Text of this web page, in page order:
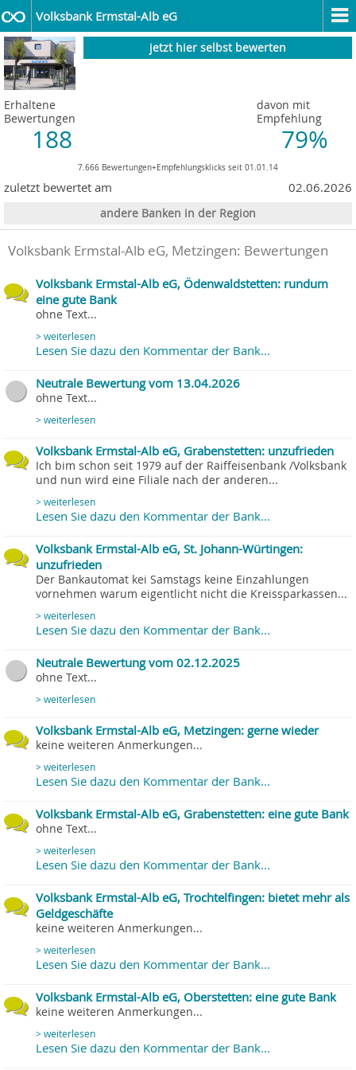
Volksbank Ermstal-Alb eG
jetzt hier selbst bewerten
Erhaltene
Bewertungen
188
davon mit
Empfehlung
79%
7.666 Bewertungen+Empfehlungsklicks seit 01.01.14
zuletzt bewertet am 02.06.2026
andere Banken in der Region
Volksbank Ermstal-Alb eG, Metzingen: Bewertungen
Volksbank Ermstal-Alb eG, Ödenwaldstetten: rundum
eine gute Bank
ohne Text...
> weiterlesen
Lesen Sie dazu den Kommentar der Bank...
Neutrale Bewertung vom 13.04.2026
ohne Text...
> weiterlesen
Volksbank Ermstal-Alb eG, Grabenstetten: unzufrieden
Ich bim schon seit 1979 auf der Raiffeisenbank /Volksbank
und nun wird eine Filiale nach der anderen...
> weiterlesen
Lesen Sie dazu den Kommentar der Bank...
Volksbank Ermstal-Alb eG, St. Johann-Würtingen:
unzufrieden
Der Bankautomat kei Samstags keine Einzahlungen
vornehmen warum eigentlicht nicht die Kreissparkassen...
> weiterlesen
Lesen Sie dazu den Kommentar der Bank...
Neutrale Bewertung vom 02.12.2025
ohne Text...
> weiterlesen
Volksbank Ermstal-Alb eG, Metzingen: gerne wieder
keine weiteren Anmerkungen...
> weiterlesen
Lesen Sie dazu den Kommentar der Bank...
Volksbank Ermstal-Alb eG, Grabenstetten: eine gute Bank
ohne Text...
> weiterlesen
Lesen Sie dazu den Kommentar der Bank...
Volksbank Ermstal-Alb eG, Trochtelfingen: bietet mehr als
Geldgeschäfte
keine weiteren Anmerkungen...
> weiterlesen
Lesen Sie dazu den Kommentar der Bank...
Volksbank Ermstal-Alb eG, Oberstetten: eine gute Bank
keine weiteren Anmerkungen...
> weiterlesen
Lesen Sie dazu den Kommentar der Bank...